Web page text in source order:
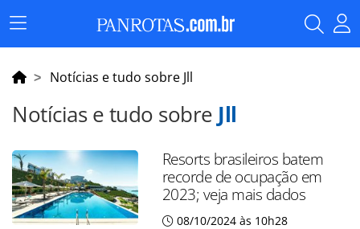
Menu
Principal
Notícias e tudo sobre Jll
Notícias e tudo sobre Jll
Resorts brasileiros batem
recorde de ocupação em
2023; veja mais dados
08/10/2024 às 10h28